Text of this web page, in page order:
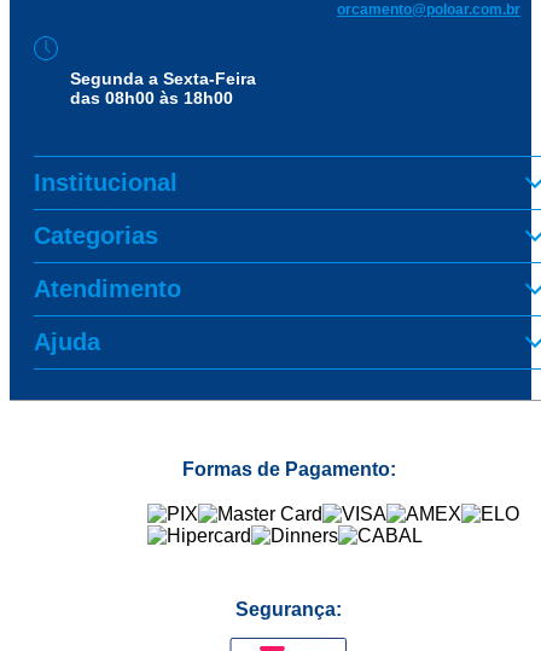
orcamento@poloar.com.br
Segunda a Sexta-Feira
das 08h00 às 18h00
Institucional
Categorias
Atendimento
Ajuda
Formas de Pagamento:
Segurança: